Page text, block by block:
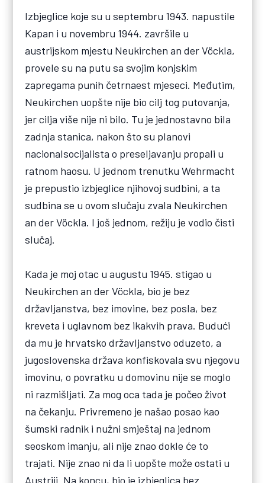
Izbjeglice koje su u septembru 1943. napustile
Kapan i u novembru 1944. završile u
austrijskom mjestu Neukirchen an der Vöckla,
provele su na putu sa svojim konjskim
zapregama punih četrnaest mjeseci. Međutim,
Neukirchen uopšte nije bio cilj tog putovanja,
jer cilja više nije ni bilo. Tu je jednostavno bila
zadnja stanica, nakon što su planovi
nacionalsocijalista o preseljavanju propali u
ratnom haosu. U jednom trenutku Wehrmacht
je prepustio izbjeglice njihovoj sudbini, a ta
sudbina se u ovom slučaju zvala Neukirchen
an der Vöckla. I još jednom, režiju je vodio čisti
slučaj.
Kada je moj otac u augustu 1945. stigao u
Neukirchen an der Vöckla, bio je bez
državljanstva, bez imovine, bez posla, bez
kreveta i uglavnom bez ikakvih prava. Budući
da mu je hrvatsko državljanstvo oduzeto, a
jugoslovenska država konfiskovala svu njegovu
imovinu, o povratku u domovinu nije se moglo
ni razmišljati. Za mog oca tada je počeo život
na čekanju. Privremeno je našao posao kao
šumski radnik i nužni smještaj na jednom
seoskom imanju, ali nije znao dokle će to
trajati. Nije znao ni da li uopšte može ostati u
Austriji. Na koncu, bio je izbjeglica bez